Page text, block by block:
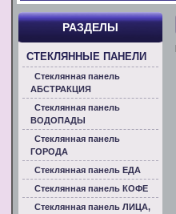
РАЗДЕЛЫ
СТЕКЛЯННЫЕ ПАНЕЛИ
Стеклянная панель
АБСТРАКЦИЯ
Стеклянная панель
ВОДОПАДЫ
Стеклянная панель
ГОРОДА
Стеклянная панель ЕДА
Стеклянная панель КОФЕ
Стеклянная панель ЛИЦА,